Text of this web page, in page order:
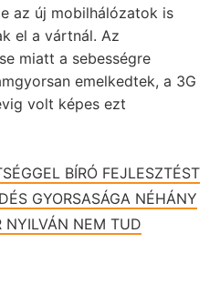
az új mobilhálózatok is
el a vártnál. Az
miatt a sebességre
emelkedtek, a 3G
volt képes ezt
BÍRÓ FEJLESZTÉST
GYORSASÁGA NÉHÁNY
NYILVÁN NEM TUD